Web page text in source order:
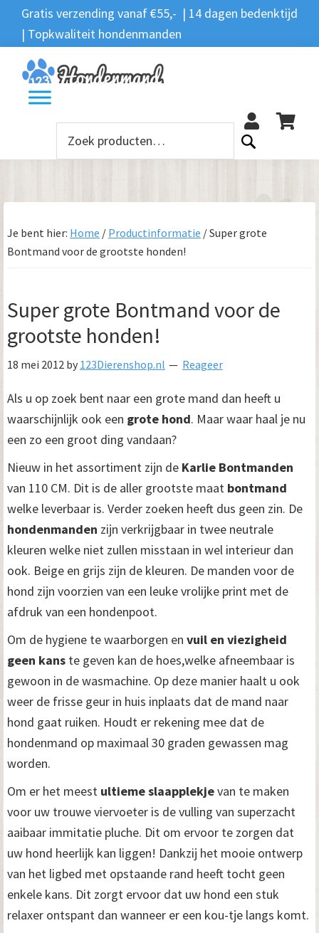
Spring
naar
de
hoofdnavigatie
Door
naar
de
hoofd
inhoud
Spring
naar
de
eerste
sidebar
Spring
naar
de
voettekst
Gratis verzending vanaf €55,- | 14 dagen bedenktijd
| Topkwaliteit hondenmanden
Zoeken
Zoeken
naar:
Je bent hier: Home / Productinformatie /Super grote
Bontmand voor de grootste honden!
Super grote Bontmand voor de
grootste honden!
18 mei 2012 by 123Dierenshop.nl Reageer
Als u op zoek bent naar een grote mand dan heeft u
waarschijnlijk ook een grote hond. Maar waar haal je nu
een zo een groot ding vandaan?
Nieuw in het assortiment zijn de Karlie Bontmanden
van 110 CM. Dit is de aller grootste maat bontmand
welke leverbaar is. Verder zoeken heeft dus geen zin. De
hondenmanden zijn verkrijgbaar in twee neutrale
kleuren welke niet zullen misstaan in wel interieur dan
ook. Beige en grijs zijn de kleuren. De manden voor de
hond zijn voorzien van een leuke vrolijke print met de
afdruk van een hondenpoot.
Om de hygiene te waarborgen en vuil en viezigheid
geen kans te geven kan de hoes,welke afneembaar is
gewoon in de wasmachine. Op deze manier haalt u ook
weer de frisse geur in huis inplaats dat de mand naar
hond gaat ruiken. Houdt er rekening mee dat de
hondenmand op maximaal 30 graden gewassen mag
worden.
Om er het meest ultieme slaapplekjevan te maken
voor uw trouwe viervoeter is de vulling van superzacht
aaibaar immitatie pluche. Dit om ervoor te zorgen dat
uw hond heerlijk kan liggen! Dankzij het mooie ontwerp
van het ligbed met opstaande rand heeft tocht geen
enkele kans. Dit zorgt ervoor dat uw hond een stuk
relaxer ontspant dan wanneer er een kou-tje langs komt.